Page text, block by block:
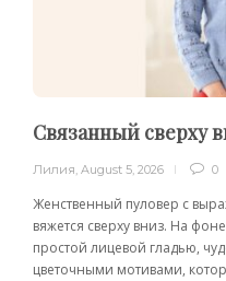
Связанный сверху
Лилия, August 5, 2026 0
Женственный пуловер с
вяжется сверху вниз. На
простой лицевой гладью,
цветочными мотивами,